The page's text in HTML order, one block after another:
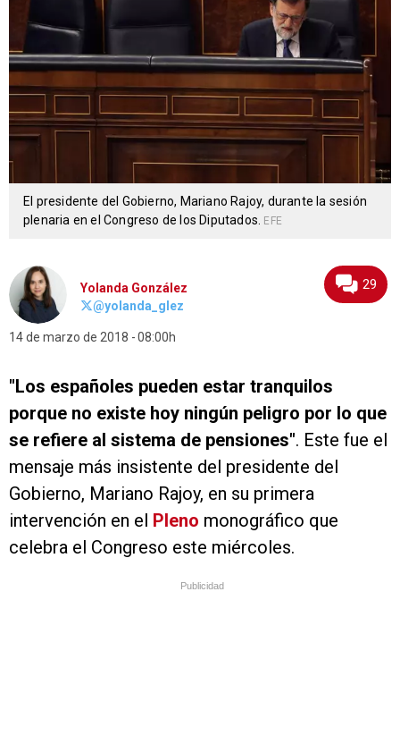
El presidente del Gobierno, Mariano Rajoy, durante la sesión
plenaria en el Congreso de los Diputados.
EFE
Yolanda González
@yolanda_glez
14 de marzo de 2018 08:00h
29
"Los españoles pueden estar tranquilos
porque no existe hoy ningún peligro por lo que
se refiere al sistema de pensiones". Este fue el
mensaje más insistente del presidente del
Gobierno, Mariano Rajoy, en su primera
intervención en el Pleno monográfico que
celebra el Congreso este miércoles.
Publicidad